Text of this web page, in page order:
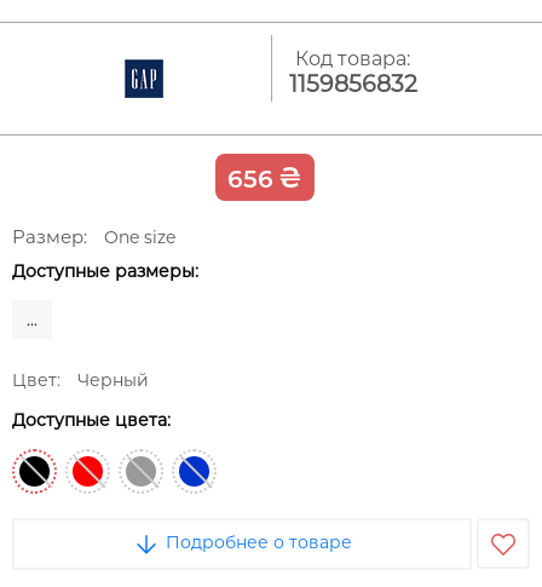
Код товара:
1159856832
656 ₴
Размер:
One size
Доступные размеры:
...
Цвет:
Черный
Доступные цвета:
Подробнее о товаре